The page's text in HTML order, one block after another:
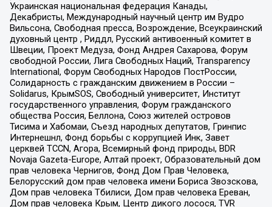
Украинская национальная федерация Канады,
Декабристы, Международный научный центр им Вудро
Вильсона, Свободная пресса, Возрождение, Всеукраинский
духовный центр , Риддл, Русский антивоенный комитет в
Швеции, Проект Медуза, Фонд Андрея Сахарова, Форум
свободной России, Лига Свободных Наций, Transparеncy
International, Форум Свободных Народов ПостРоссии,
Солидарность с гражданским движением в России –
Solidarus, КрымSOS, Свободный университет, Институт
государственного управления, Форум гражданского
общества Россия, Беллона, Союз жителей островов
Тисима и Хабомаи, Съезд народных депутатов, Гринпис
Интернешнл, Фонд борьбы с коррупцией Инк, Завет
церквей TCCN, Агора, Всемирный фонд природы, BDR
Novaja Gazeta-Europe, Алтай проект, Образовательный дом
прав человека Чернигов, Фонд Дом Прав Человека,
Белорусский дом прав человека имени Бориса Звозскова,
Дом прав человека Тбилиси, Дом прав человека Ереван,
Дом прав человека Крым, Центр дикого лосося, TVR